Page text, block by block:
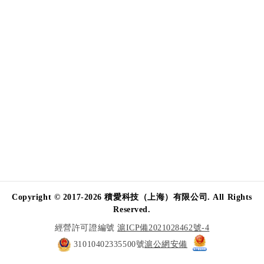
Copyright © 2017-2026 積愛科技（上海）有限公司. All Rights
Reserved.
經營許可證編號滬ICP備2021028462號-4
31010402335500號滬公網安備